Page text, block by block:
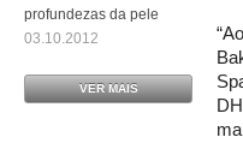
profundezas da pele
03.10.2012
VER MAIS